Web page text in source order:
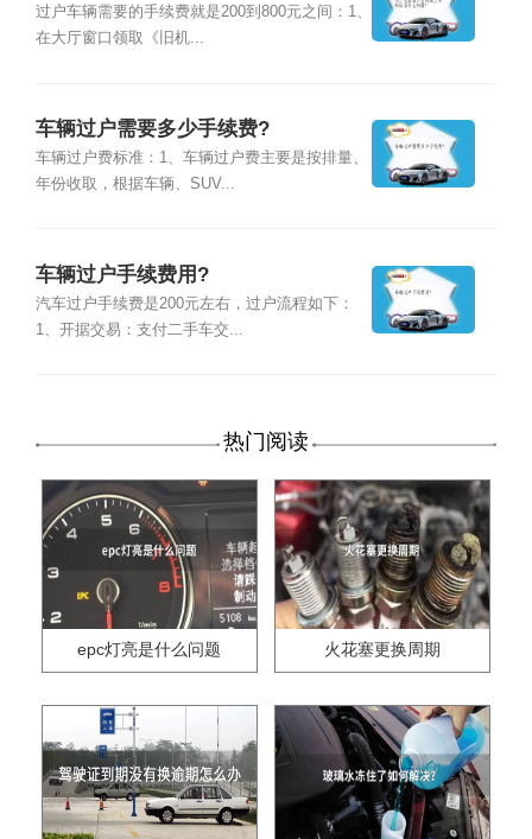
过户车辆需要的手续费就是200到800元之间：1、
在大厅窗口领取《旧机...
车辆过户需要多少手续费?
车辆过户费标准：1、车辆过户费主要是按排量、
年份收取，根据车辆、SUV...
车辆过户手续费用?
汽车过户手续费是200元左右，过户流程如下：
1、开据交易：支付二手车交...
热门阅读
epc灯亮是什么问题 火花塞更换周期